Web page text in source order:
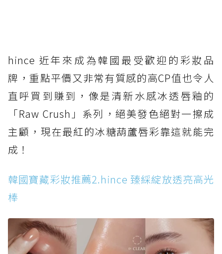
hince 近年來成為韓國最受歡迎的彩妝品
牌，重點平價又非常有質感的高CP值也令人
直呼買到賺到，像是清新水感冰透唇釉的
「Raw Crush」系列，絕美發色絕對一擦成
主顧，現在最紅的冰糖葫蘆唇彩靠這就能完
成！
韓國寶藏彩妝推薦2.hince 臻綵綻放透亮高光
棒